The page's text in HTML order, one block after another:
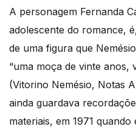
A personagem Fernanda
adolescente do romance,
de uma figura que
“uma moça de vinte anos,
(Vitorino Nemésio, Notas
ainda guardava
materiais, em 1971